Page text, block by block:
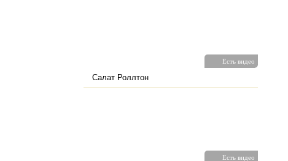
Есть видео
Салат Роллтон
Есть видео